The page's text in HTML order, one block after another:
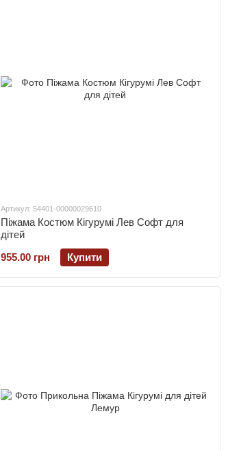
Артикул: 54401-00000029610
Піжама Костюм Кігурумі Лев Софт для
дітей
955.00 грн
Купити